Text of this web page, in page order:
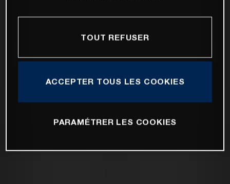
TOUT REFUSER
ACCEPTER TOUS LES COOKIES
PARAMÉTRER LES COOKIES